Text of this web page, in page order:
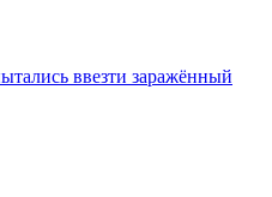
ввезти заражённый